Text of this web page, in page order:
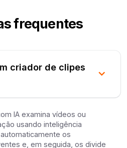
frequentes
criador de clipes
IA examina vídeos ou
usando inteligência
os
e, em seguida, os divide